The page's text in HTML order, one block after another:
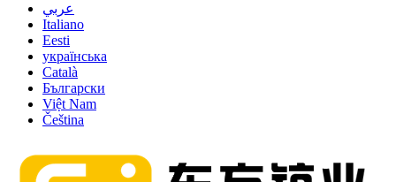
عربي
Italiano
Eesti
українська
Català
Български
Việt Nam
Čeština